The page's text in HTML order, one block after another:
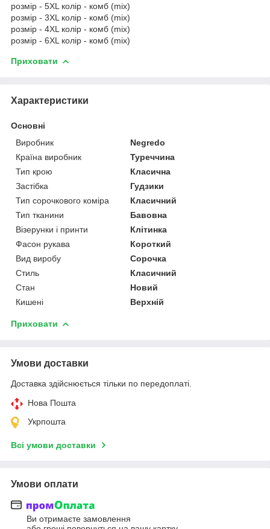
розмір - 5XL колір - комб (mix)
розмір - 3XL колір - комб (mix)
розмір - 4XL колір - комб (mix)
розмір - 6XL колір - комб (mix)
Приховати
Характеристики
Основні
Виробник
Negredo
Країна виробник
Туреччина
Тип крою
Класична
Застібка
Гудзики
Тип сорочкового коміра
Класичний
Тип тканини
Бавовна
Візерунки і принти
Клітинка
Фасон рукава
Короткий
Вид виробу
Сорочка
Стиль
Класичний
Стан
Новий
Кишені
Верхній
Приховати
Умови доставки
Доставка здійснюється тільки по передоплаті.
Нова Пошта
Укрпошта
Всі умови доставки
Умови оплати
Ви отримаєте замовлення